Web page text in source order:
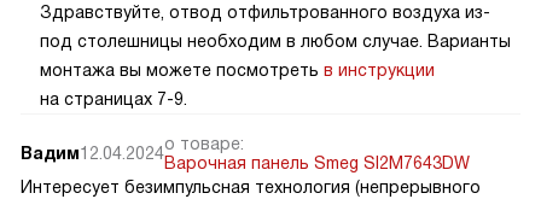
Здравствуйте, отвод отфильтрованного воздуха из-
под столешницы необходим в любом случае. Варианты
монтажа вы можете посмотреть в инструкции
на страницах 7-9.
Вадим12.04.2024о товаре:
Варочная панель Smeg SI2M7643DW
Интересует безимпульсная технология (непрерывного